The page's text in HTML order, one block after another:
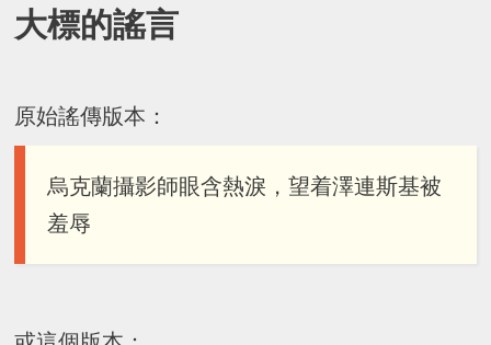
大標的謠言
原始謠傳版本：
烏克蘭攝影師眼含熱淚，望着澤連斯基被
羞辱